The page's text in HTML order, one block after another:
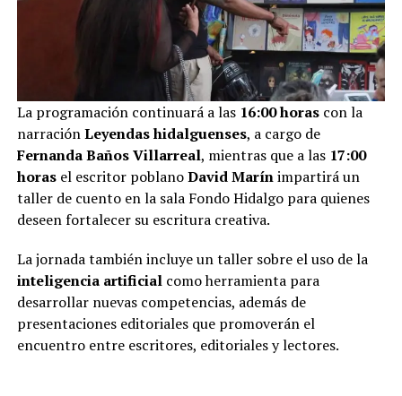
La programación continuará a las 16:00 horascon la
narraciónLeyendas hidalguenses, a cargo de
Fernanda Baños Villarreal, mientras que a las 17:00
horasel escritor poblanoDavid Marínimpartirá un
taller de cuento en la sala Fondo Hidalgo para quienes
deseen fortalecer su escritura creativa.
La jornada también incluye un taller sobre el uso de la
inteligencia artificialcomo herramienta para
desarrollar nuevas competencias, además de
presentaciones editoriales que promoverán el
encuentro entre escritores, editoriales y lectores.